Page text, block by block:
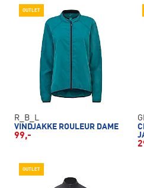
OUTLET
R_B_L
VINDJAKKE ROULEUR DAME
99,-
OUTLET